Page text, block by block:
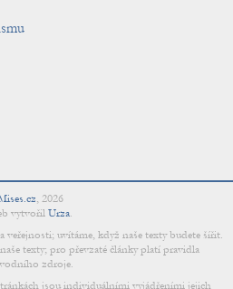
, 2026
vytvořil Urza.
veřejnosti; uvítáme, když naše texty budete šířit.
texty; pro převzaté články platí pravidla
zdroje.
jsou individuálními vyjádřeními jejich